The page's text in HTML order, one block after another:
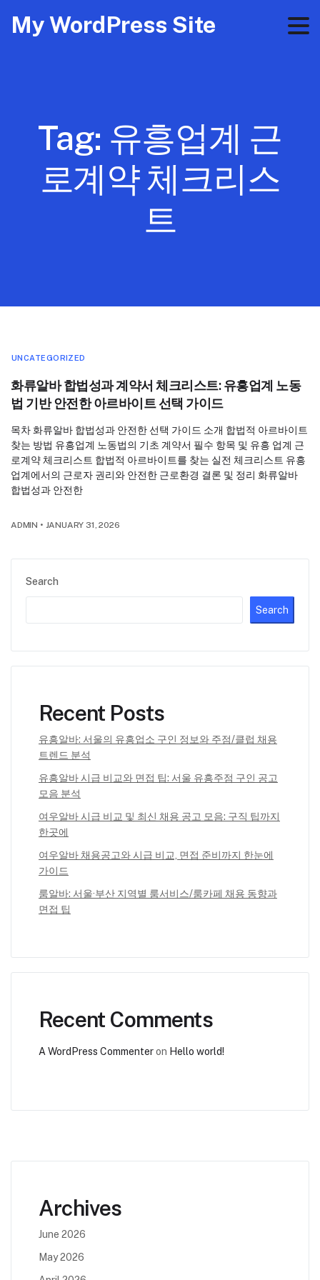
My WordPress Site
Tag: 유흥업계 근
로계약 체크리스
트
Search
Search
Recent Posts
유흥알바: 서울의 유흥업소 구인 정보와 주점/클럽 채용
트렌드 분석
유흥알바 시급 비교와 면접 팁: 서울 유흥주점 구인 공고
모음 분석
여우알바 시급 비교 및 최신 채용 공고 모음: 구직 팁까지
한곳에
여우알바 채용공고와 시급 비교, 면접 준비까지 한눈에
가이드
룸알바: 서울·부산 지역별 룸서비스/룸카페 채용 동향과
면접 팁
Recent Comments
A WordPress Commenteron Hello world!
UNCATEGORIZED
화류알바 합법성과 계약서 체크리스트: 유흥업계 노동
법 기반 안전한 아르바이트 선택 가이드
목차 화류알바 합법성과 안전한 선택 가이드 소개 합법적 아르바이트
찾는 방법 유흥업계 노동법의 기초 계약서 필수 항목 및 유흥 업계 근
로계약 체크리스트 합법적 아르바이트를 찾는 실전 체크리스트 유흥
업계에서의 근로자 권리와 안전한 근로환경 결론 및 정리 화류알바
합법성과 안전한
ADMIN • JANUARY 31, 2026
Archives
June 2026
May 2026